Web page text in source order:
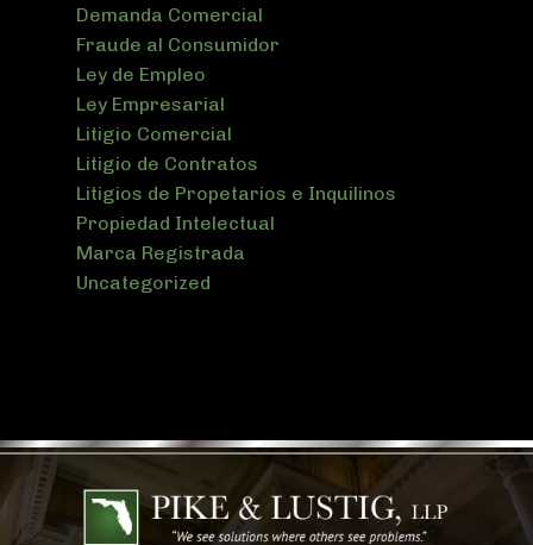
Demanda Comercial
Fraude al Consumidor
Ley de Empleo
Ley Empresarial
Litigio Comercial
Litigio de Contratos
Litigios de Propetarios e Inquilinos
Propiedad Intelectual
Marca Registrada
Uncategorized